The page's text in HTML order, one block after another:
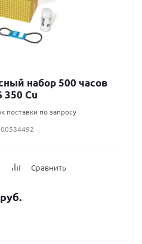
набор 500 часов
350 Cu
поставки по запросу
Сравнить